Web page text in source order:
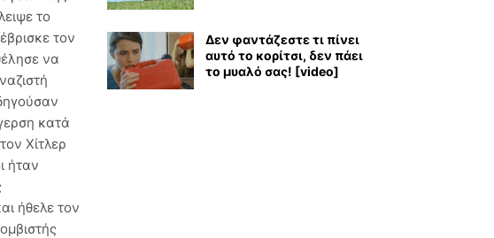
Δεν φαντάζεστε τι πίνει
αυτό το κορίτσι, δεν πάει
το μυαλό σας! [video]